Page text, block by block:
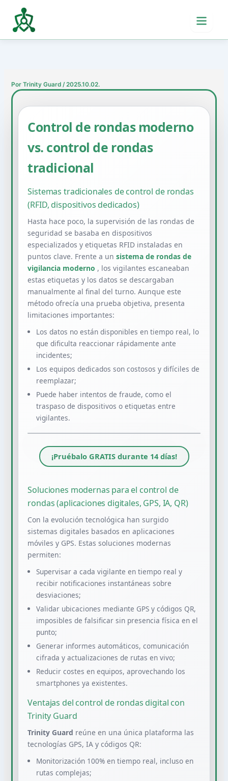
contenido
PorTrinity Guard/2025.10.02.
Control de rondas moderno
vs. control de rondas
tradicional
Sistemas tradicionales de control de rondas
(RFID, dispositivos dedicados)
Hasta hace poco, la supervisión de las rondas de
seguridad se basaba en dispositivos
especializados y etiquetas RFID instaladas en
puntos clave. Frente a unsistema de rondas de
vigilancia moderno , los vigilantes escaneaban
estas etiquetas y los datos se descargaban
manualmente al final del turno. Aunque este
método ofrecía una prueba objetiva, presenta
limitaciones importantes:
Los datos no están disponibles en tiempo real, lo
que dificulta reaccionar rápidamente ante
incidentes;
Los equipos dedicados son costosos y difíciles de
reemplazar;
Puede haber intentos de fraude, como el
traspaso de dispositivos o etiquetas entre
vigilantes.
¡Pruébalo GRATIS durante 14 días!
Soluciones modernas para el control de
rondas (aplicaciones digitales, GPS, IA, QR)
Con la evolución tecnológica han surgido
sistemas digitales basados en aplicaciones
móviles y GPS. Estas soluciones modernas
permiten:
Supervisar a cada vigilante en tiempo real y
recibir notificaciones instantáneas sobre
desviaciones;
Validar ubicaciones mediante GPS y códigos QR,
imposibles de falsificar sin presencia física en el
punto;
Generar informes automáticos, comunicación
cifrada y actualizaciones de rutas en vivo;
Reducir costes en equipos, aprovechando los
smartphones ya existentes.
Ventajas del control de rondas digital con
Trinity Guard
Trinity Guard reúne en una única plataforma las
tecnologías GPS, IA y códigos QR:
Monitorización 100% en tiempo real, incluso en
rutas complejas;